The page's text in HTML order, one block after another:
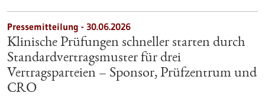
Pressemitteilung - 30.06.2026
Klinische Prüfungen schneller starten durch
Standardvertragsmuster für drei
Vertragsparteien – Sponsor, Prüfzentrum und
CRO